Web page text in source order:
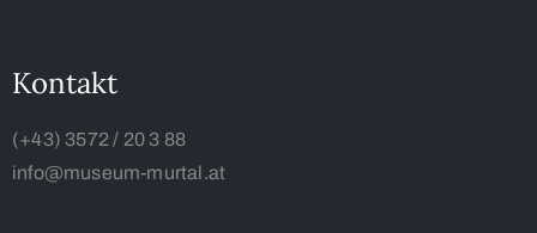
Kontakt
(+43) 3572 / 20 3 88
info@museum-murtal.at